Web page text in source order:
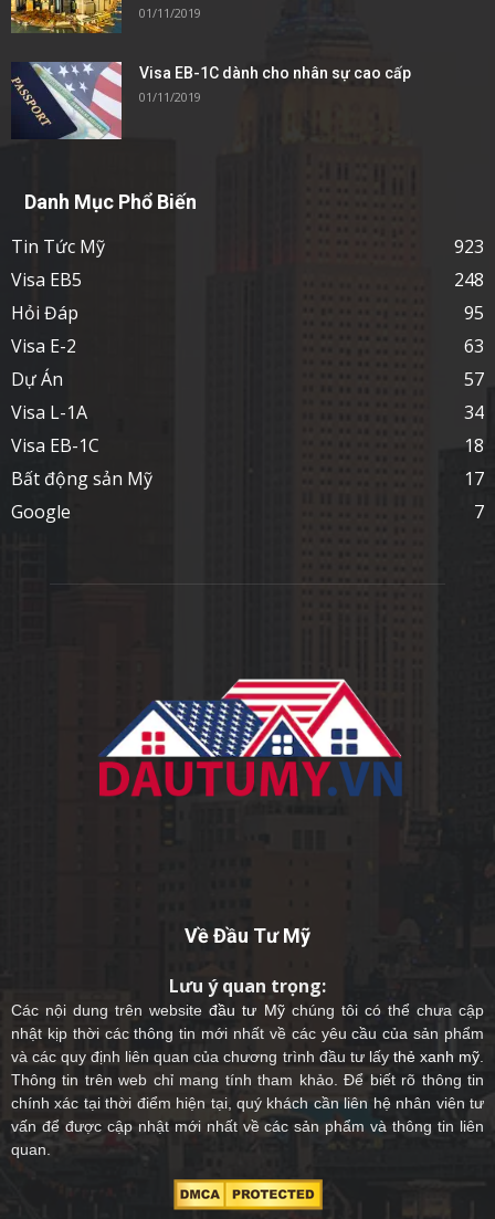
01/11/2019
Visa EB-1C dành cho nhân sự cao cấp
01/11/2019
Danh Mục Phổ Biến
Tin Tức Mỹ
923
Visa EB5
248
Hỏi Đáp
95
Visa E-2
63
Dự Án
57
Visa L-1A
34
Visa EB-1C
18
Bất động sản Mỹ
17
Google
7
Về Đầu Tư Mỹ
Lưu ý quan trọng:
Các nội dung trên websiteđầu tư Mỹchúng tôi có thể chưa cập
nhật kịp thời các thông tin mới nhất về các yêu cầu của sản phẩm
và các quy định liên quan của chương trình đầu tư lấy thẻ xanh mỹ
Thông tin trên web chỉ mang tính tham khảo. Để biết rõ thông tin
chính xác tại thời điểm hiện tại, quý khách cần liên hệ nhân viên tư
vấn để được cập nhật mới nhất về các sản phẩm và thông tin liên
quan.